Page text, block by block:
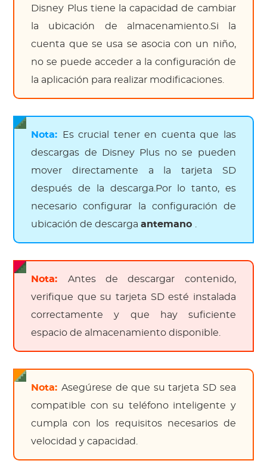
Disney Plus tiene la capacidad de cambiar
la ubicación de almacenamiento.Si la
cuenta que se usa se asocia con un niño,
no se puede acceder a la configuración de
la aplicación para realizar modificaciones.
Nota:
Es crucial tener en cuenta que las
descargas de Disney Plus no se pueden
mover directamente a la tarjeta SD
después de la descarga.Por lo tanto, es
necesario configurar la configuración de
ubicación de descargaantemano
Nota: Antes de descargar contenido,
verifique que su tarjeta SD esté instalada
correctamente y que hay suficiente
espacio de almacenamiento disponible.
Nota: Asegúrese de que su tarjeta SD sea
compatible con su teléfono inteligente y
cumpla con los requisitos necesarios de
velocidad y capacidad.